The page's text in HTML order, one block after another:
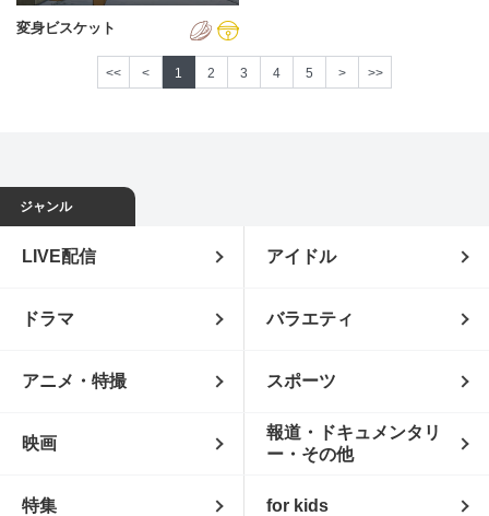
変身ビスケット
<< < 1 2 3 4 5 > >>
ジャンル
LIVE配信 アイドル
ドラマ バラエティ
アニメ・特撮 スポーツ
映画
報道・ドキュメンタリ
ー・その他
特集 for kids